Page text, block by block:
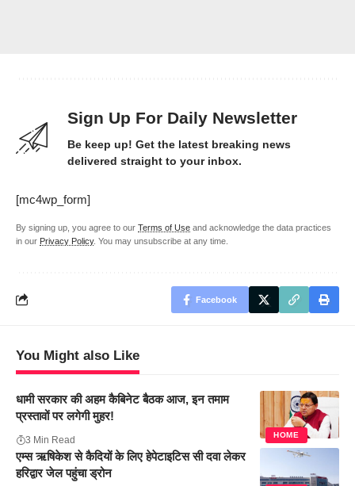
Sign Up For Daily Newsletter
Be keep up! Get the latest breaking news
delivered straight to your inbox.
[mc4wp_form]
By signing up, you agree to our Terms of Use and acknowledge the data practices
in our Privacy Policy. You may unsubscribe at any time.
Facebook
You Might also Like
HOME
धामी सरकार की अहम कैबिनेट बैठक आज, इन तमाम
प्रस्तावों पर लगेगी मुहर!
3 Min Read
एम्स ऋषिकेश से कैदियों के लिए हेपेटाइटिस सी दवा लेकर
हरिद्वार जेल पहुंचा ड्रोन